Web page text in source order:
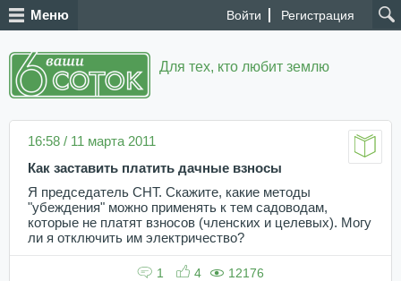
Войти Регистрация
Меню
Для тех, кто любит землю
16:58 / 11 марта 2011
Как заставить платить дачные взносы
Я председатель СНТ. Скажите, какие методы
"убеждения" можно применять к тем садоводам,
которые не платят взносов (членских и целевых). Могу
ли я отключить им электричество?
1 4 12176